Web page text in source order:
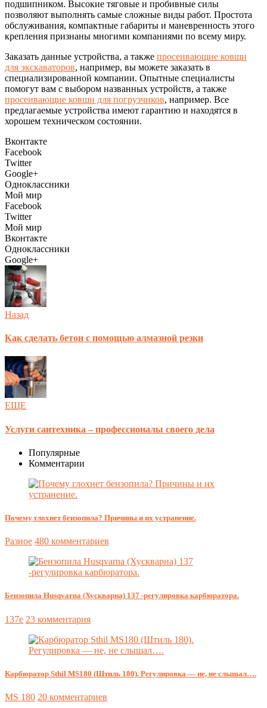
подшипником. Высокие тяговые и пробивные силы
позволяют выполнять самые сложные виды работ. Простота
обслуживания, компактные габариты и маневренность этого
крепления признаны многими компаниями по всему миру.
Заказать данные устройства, а также просеивающие ковши
для экскаваторов, например, вы можете заказать в
специализированной компании. Опытные специалисты
помогут вам с выбором названных устройств, а также
просеивающие ковши для погрузчиков, например. Все
предлагаемые устройства имеют гарантию и находятся в
хорошем техническом состоянии.
Вконтакте
Facebook
Twitter
Google+
Одноклассники
Мой мир
Facebook
Twitter
Мой мир
Вконтакте
Одноклассники
Google+
Назад
Как сделать бетон с помощью алмазной резки
ЕЩЕ
Услуги сантехника – профессионалы своего дела
Популярные
Комментарии
Почему глохнет бензопила? Причины и их устранение.
Разное 480 комментариев
Бензопила Husqvarna (Хускварна) 137 -регулировка карбюратора.
137e 23 комментария
Карбюратор Sthil MS180 (Штиль 180). Регулировка — не, не слышал….
MS 180 20 комментариев